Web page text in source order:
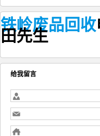
铁岭废品回收
田先生
给我留言